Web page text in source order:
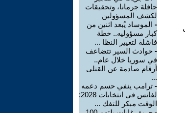
حافلة جرمانا، وتحقيقات
لكشف المسؤولين
- الموساد يُبعد اثنين من
كبار مسؤوليه.. خطة
فاشلة لتغيير النظا ...
- حوادث السير تتضاعف
في سوريا خلال عام..
أرقام صادمة عن القتلى
...
- ترامب ينفي حسم دعمه
لفانس في انتخابات 2028:
الوقت مبكر للتفك ...